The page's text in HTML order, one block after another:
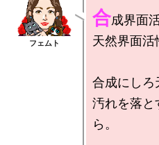
合成界面
天然界面
合成にしろ
汚れを落と
ら。